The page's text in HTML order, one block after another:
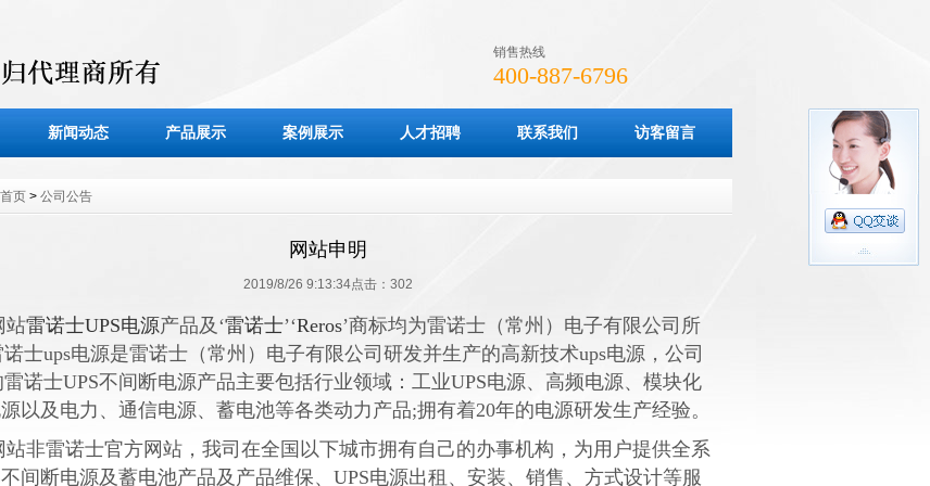
销售热线
400-887-6796
新闻动态 产品展示 案例展示 人才招聘 联系我们 访客留言
首页 > 公司公告
网站申明
2019/8/26 9:13:34点击： 302
站雷诺士UPS电源产品及‘雷诺士’‘Reros’商标均为雷诺士（常州 ）电子有限公司 所
士ups电源是雷诺士（常州 ）电子有限公司 研发并生产的高新技术ups电源，公司
诺士UPS不间断电源产品主要包括行业领域：工业UPS电源、高频电源、模块化
以及电力、通信电源、蓄电池等各类动力产品;拥有着20年的电源研发生产经验。
站非雷诺士官方网站， 我司在全国以下城市拥有自己的办事机构，为用户提供全系
间断电源及蓄电池产品及产品维保、UPS电源出租、安装、销售、方式设计等服